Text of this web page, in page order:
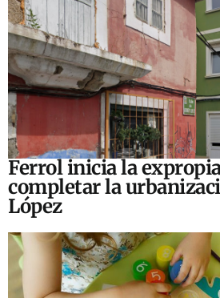
Ferrol inicia la
completar la
López